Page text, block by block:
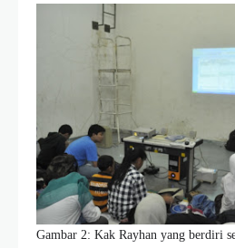
Gambar 2: Kak Rayhan yang berdiri